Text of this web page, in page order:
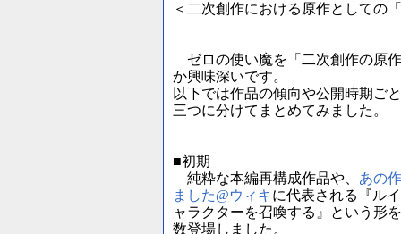
＜二次創作における原作としての
ゼロの使い魔を「二次創作の原
か興味深いです。
以下では作品の傾向や公開時期ご
三つに分けてまとめてみました。
■初期
純粋な本編再構成作品や、 あの
ました@ウィキに代表される『ル
ャラクターを召喚する』という形
数登場しました。